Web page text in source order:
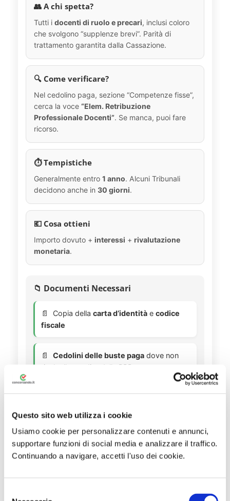
Questo sito web utilizza i cookie
Usiamo cookie per personalizzare contenuti e annunci,
supportare funzioni di social media e analizzare il traffico.
Continuando a navigare, accetti l'uso dei cookie.
👥 A chi spetta?
Tutti i docenti di ruolo e precari, inclusi coloro
che svolgono “supplenze brevi”. Parità di
trattamento garantita dalla Cassazione.
🔍 Come verificare?
Nel cedolino paga, sezione “Competenze fisse”,
cerca la voce “Elem. Retribuzione
Professionale Docenti”. Se manca, puoi fare
ricorso.
⏱️ Tempistiche
Generalmente entro 1 anno. Alcuni Tribunali
decidono anche in 30 giorni.
💶 Cosa ottieni
Importo dovuto + interessi + rivalutazione
monetaria.
📁 Documenti Necessari
Copia della carta d’identità e codice
fiscale
Cedolini delle buste paga dove non
risulta l’accredito della RPD
Autocertificazione
per esenzione
contributo unificato